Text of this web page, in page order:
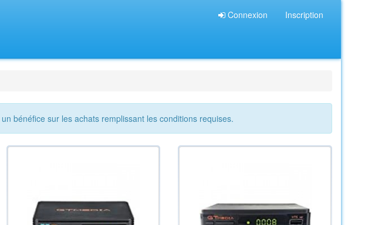
Connexion Inscription
bénéfice sur les achats remplissant les conditions requises.